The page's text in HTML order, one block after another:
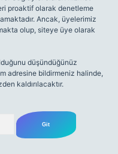
proaktif olarak denetleme
Ancak, üyelerimiz
olup, siteye üye olarak
düşündüğünüz
adresine bildirmeniz halinde,
kaldırılacaktır.